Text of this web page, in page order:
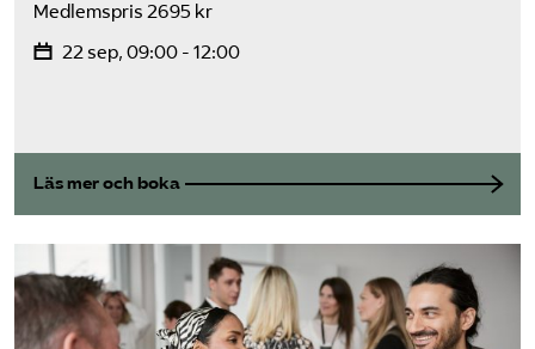
Medlemspris 2695 kr
22 sep, 09:00 - 12:00
Läs mer och boka